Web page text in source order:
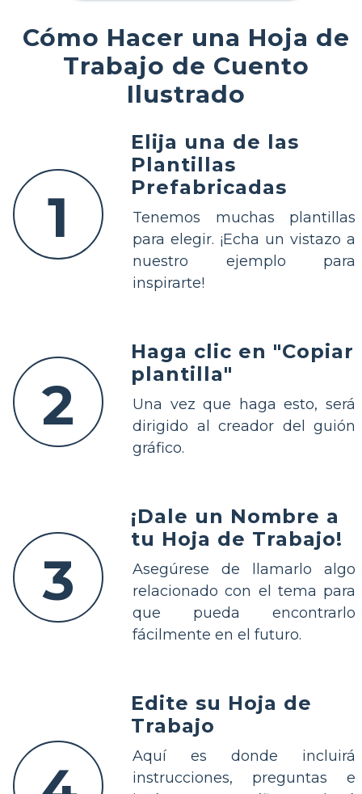
Cómo Hacer una Hoja de
Trabajo de Cuento
Ilustrado
1
Elija una de las
Plantillas
Prefabricadas
Tenemos muchas plantillas
para elegir. ¡Echa un vistazo a
nuestro ejemplo para
inspirarte!
2
Haga clic en "Copiar
plantilla"
Una vez que haga esto, será
dirigido al creador del guión
gráfico.
3
¡Dale un Nombre a
tu Hoja de Trabajo!
Asegúrese de llamarlo algo
relacionado con el tema para
que pueda encontrarlo
fácilmente en el futuro.
Edite su Hoja de
Trabajo
Aquí es donde incluirá
instrucciones, preguntas e